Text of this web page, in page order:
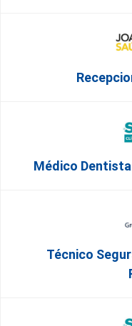
Médico
Técnico